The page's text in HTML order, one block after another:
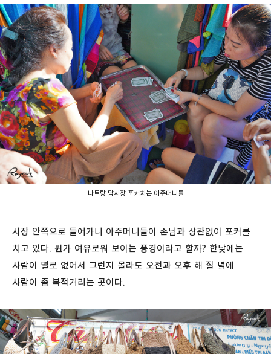
나트랑 담시장 포커치는 아주머니들
시장 안쪽으로 들어가니 아주머니들이 손님과 상관없이 포커를
치고 있다. 뭔가 여유로워 보이는 풍경이라고 할까? 한낮에는
사람이 별로 없어서 그런지 몰라도 오전과 오후 해 질 녘에
사람이 좀 북적거리는 곳이다.